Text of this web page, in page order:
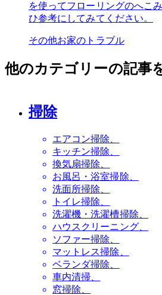
を使ってフローリングのへこ
ひ参考にしてみてください。
その他お家のトラブル
他のカテゴリーの記事
掃除
エアコン掃除
キッチン掃除
換気扇掃除
お風呂・浴室掃除
洗面所掃除
トイレ掃除
洗濯機・洗濯槽掃除
ハウスクリーニング
ソファー掃除
マットレス掃除
ベランダ掃除
車内清掃
窓掃除